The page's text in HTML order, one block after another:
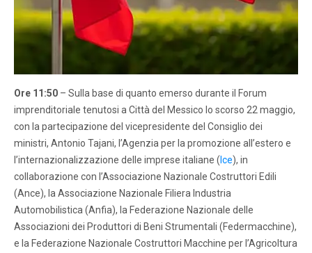
Ore 11:50 – Sulla base di quanto emerso durante il Forum
imprenditoriale tenutosi a Città del Messico lo scorso 22 maggio,
con la partecipazione del vicepresidente del Consiglio dei
ministri, Antonio Tajani, l’Agenzia per la promozione all’estero e
l’internazionalizzazione delle imprese italiane ( Ice), in
collaborazione con l’Associazione Nazionale Costruttori Edili
(Ance), la Associazione Nazionale Filiera Industria
Automobilistica (Anfia), la Federazione Nazionale delle
Associazioni dei Produttori di Beni Strumentali (Federmacchine),
e la Federazione Nazionale Costruttori Macchine per l’Agricoltura